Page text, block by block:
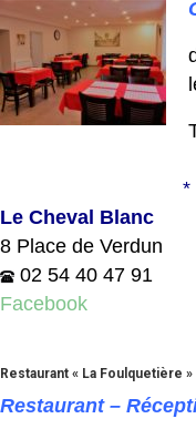
* Soirée :
Le Cheval Blanc
8 Place de Verdun
02 54 40 47 91
Facebook
Restaurant « La Foulquetière »
Restaurant –